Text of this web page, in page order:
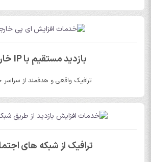
بازدید مستقیم با IP خارج
ترافیک واقعی و هدفمند از سراسر
ترافیک از شبکه های